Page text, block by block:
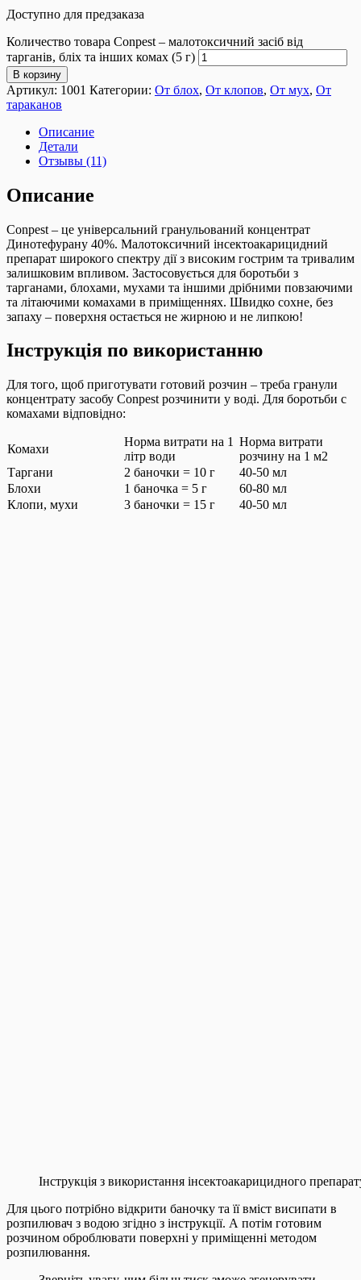
Доступно для предзаказа
Количество товара Conpest – малотоксичний засіб від
тарганів, бліх та інших комах (5 г)
В корзину
Артикул: 1001 Категории: От блох, От клопов, От мух, От
тараканов
Описание
Детали
Отзывы (11)
Описание
Conpest – це універсальний гранульований концентрат
Динотефурану 40%. Малотоксичний інсектоакарицидний
препарат широкого спектру дії з високим гострим та тривалим
залишковим впливом. Застосовується для боротьби з
тарганами, блохами, мухами та іншими дрібними повзаючими
та літаючими комахами в приміщеннях. Швидко сохне, без
запаху – поверхня остається не жирною и не липкою!
Інструкція по використанню
Для того, щоб приготувати готовий розчин – треба гранули
концентрату засобу Conpest розчинити у воді. Для боротьби с
комахами відповідно:
Комахи
Норма витрати на 1
літр води
Норма витрати
розчину на 1 м2
Таргани
2 баночки = 10 г
40-50 мл
Блохи
1 баночка = 5 г
60-80 мл
Клопи, мухи
3 баночки = 15 г 40-50 мл
Інструкція з використання інсектоакарицидного
Для цього потрібно відкрити баночку та її вміст висипати в
розпилювач з водою згідно з інструкції. А потім готовим
розчином оброблювати поверхні у приміщенні методом
розпилювання.